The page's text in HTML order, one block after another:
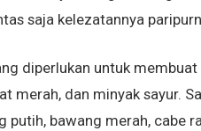
saja kelezatannya
diperlukan untuk
merah, dan minyak sayur.
putih, bawang merah, cabe